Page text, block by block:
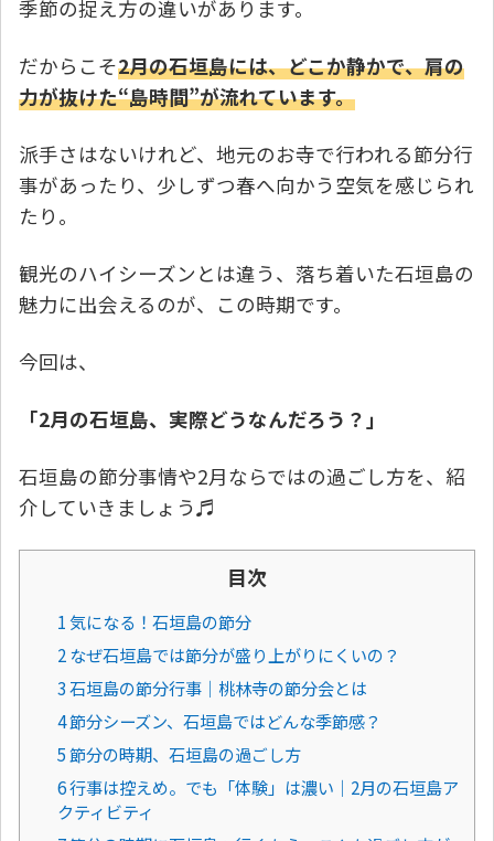
季節の捉え方の違いがあります。
だからこそ2月の石垣島には、どこか静かで、肩の
力が抜けた“島時間”が流れています。
派手さはないけれど、地元のお寺で行われる節分行
事があったり、少しずつ春へ向かう空気を感じられ
たり。
観光のハイシーズンとは違う、落ち着いた石垣島の
魅力に出会えるのが、この時期です。
今回は、
「2月の石垣島、実際どうなんだろう？」
石垣島の節分事情や2月ならではの過ごし方を、紹
介していきましょう♬
目次
1 気になる！石垣島の節分
2 なぜ石垣島では節分が盛り上がりにくいの？
3 石垣島の節分行事｜桃林寺の節分会とは
4 節分シーズン、石垣島ではどんな季節感？
5 節分の時期、石垣島の過ごし方
6 行事は控えめ。でも「体験」は濃い｜2月の石垣島ア
クティビティ